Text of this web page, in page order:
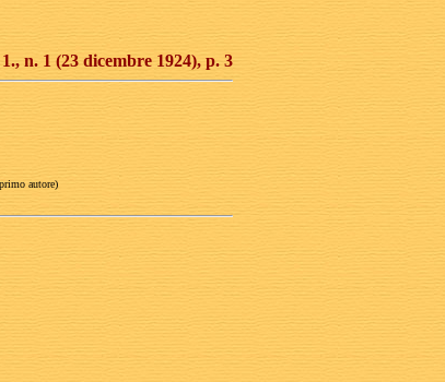
n. 1 (23 dicembre 1924), p. 3
autore)